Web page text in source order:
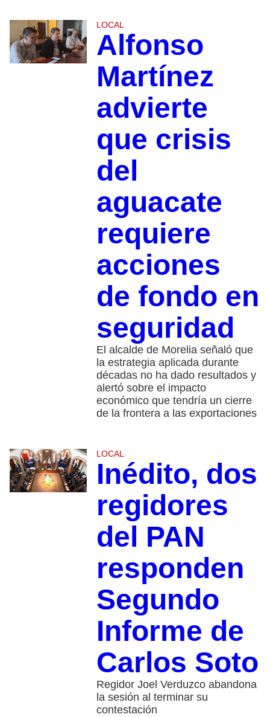
LOCAL
Alfonso
Martínez
advierte
que crisis
del
aguacate
requiere
acciones
de fondo en
seguridad
El alcalde de Morelia señaló que
la estrategia aplicada durante
décadas no ha dado resultados y
alertó sobre el impacto
económico que tendría un cierre
de la frontera a las exportaciones
LOCAL
Inédito, dos
regidores
del PAN
responden
Segundo
Informe de
Carlos Soto
Regidor Joel Verduzco abandona
la sesión al terminar su
contestación